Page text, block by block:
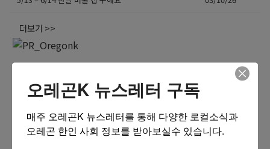
더보기 >>
오레곤K 뉴스레터 구독
매주 오레곤K 뉴스레터를 통해 다양한 로컬소식과
오레곤 한인 사회 정보를 받아보실수 있습니다.